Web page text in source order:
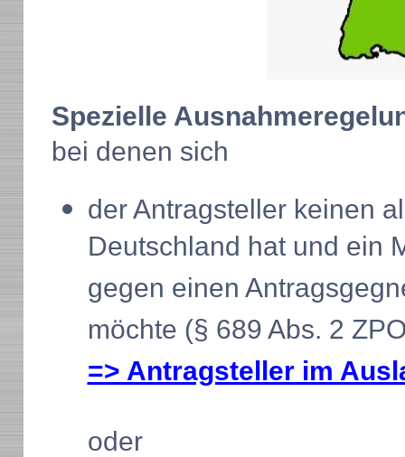
Spezielle
bei denen sich
der Antragsteller keinen
Deutschland hat und ein
gegen einen
möchte (§ 689 Abs. 2
=> Antragsteller im
oder